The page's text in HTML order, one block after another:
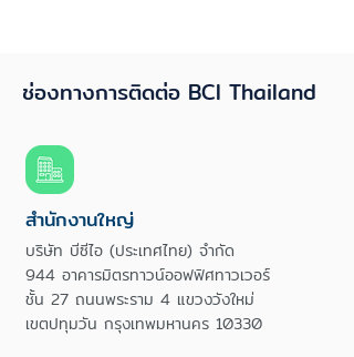
ช่องทางการติดต่อ BCI Thailand
สำนักงานใหญ่
บริษัท บีซีไอ (ประเทศไทย) จำกัด
944 อาคารมิตรทาวน์ออฟฟิศทาวเวอร์
ชั้น 27 ถนนพระราม 4 แขวงวังใหม่
เขตปทุมวัน กรุงเทพมหานคร 10330